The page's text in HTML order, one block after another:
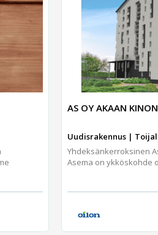
AS OY AKAAN
Uudisrakennus |
Yhdeksänkerroksinen
Asema on ykköskohde